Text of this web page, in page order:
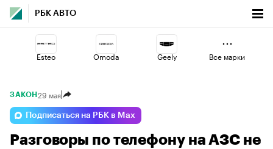
РБК АВТО
Esteo Omoda Geely
Volga
Voyah Changan Haval
Все марки
ЗАКОН 29 мая
Подписаться на РБК в Max
Разговоры по телефону на АЗС не